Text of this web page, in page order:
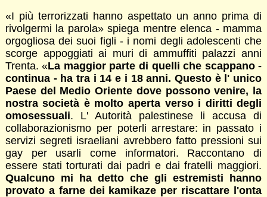
«I più terrorizzati hanno aspettato un anno prima di
rivolgermi la parola» spiega mentre elenca - mamma
orgogliosa dei suoi figli - i nomi degli adolescenti che
scorge appoggiati ai muri di ammuffiti palazzi anni
Trenta. «La maggior parte di quelli che scappano -
continua - ha tra i 14 e i 18 anni. Questo è l' unico
Paese del Medio Oriente dove possono venire, la
nostra società è molto aperta verso i diritti degli
omosessuali. L' Autorità palestinese li accusa di
collaborazionismo per poterli arrestare: in passato i
servizi segreti israeliani avrebbero fatto pressioni sui
gay per usarli come informatori. Raccontano di
essere stati torturati dai padri e dai fratelli maggiori.
Qualcuno mi ha detto che gli estremisti hanno
provato a farne dei kamikaze per riscattare l'onta